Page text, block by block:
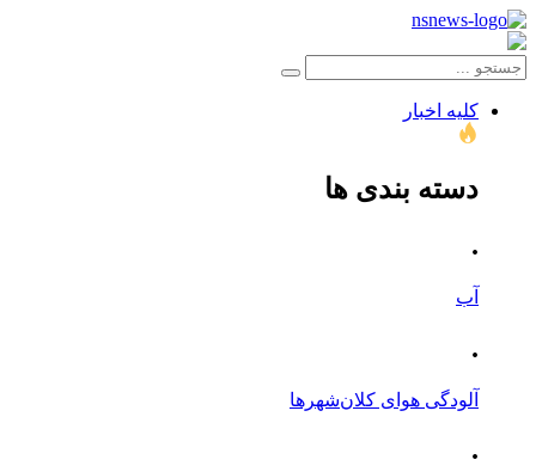
کلیه اخبار
دسته بندی ها
.
آب
.
آلودگی هوای کلان‌شهرها
.